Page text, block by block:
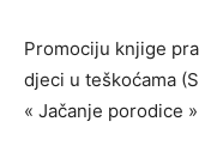
Promociju knjige
djeci u teškoćama
« Jačanje porodice